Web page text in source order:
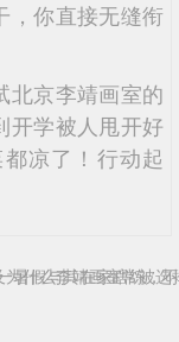
，你直接无缝衔
北京李靖画室的
开学被人甩开好
凉了！行动起
为什么李靖画室常被选
暑假与其在家瞎练，